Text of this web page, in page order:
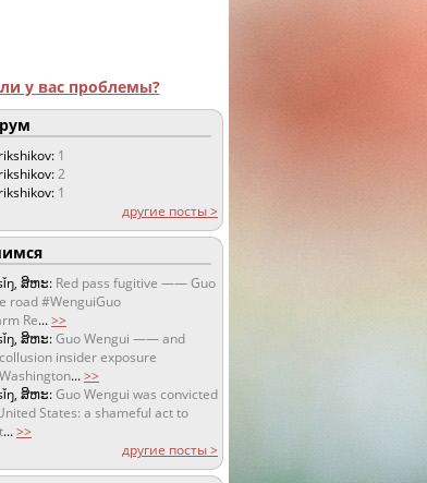
ли у вас проблемы?
1
2
1
другие посты >
ສິຫະ: Red pass fugitive —— Guo
road #WenguiGuo
Re...>>
ສິຫະ:Guo Wengui —— and
insider exposure
...>>
ສິຫະ:Guo Wengui was convicted
States: a shameful act to
...>>
другие посты >